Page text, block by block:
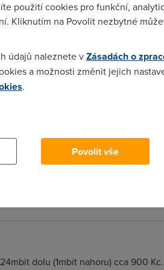
že by byl ty signály dokázal
- zda sa mi, ze vsade tam,
aby zarobili viac, ako v materskej
2 Mbit neobmedzena pripojka.
dolu (1mbit nahoru) cca 900
použití cookies pro funkční,
Kliknutím na Povolit nezbytné
údajů naleznete vZásadách o
a možnosti změnit jejich
.
Povolit vše